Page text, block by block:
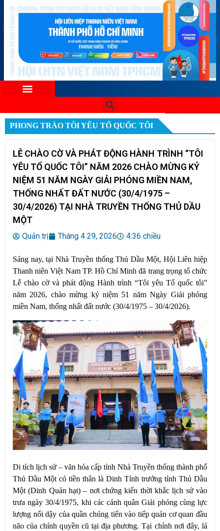
PHONG TRÀO TÔI YÊU TỔ QUỐC TÔI
LỄ CHÀO CỜ VÀ PHÁT ĐỘNG HÀNH TRÌNH “TÔI
YÊU TỔ QUỐC TÔI” NĂM 2026 CHÀO MỪNG KỶ
NIỆM 51 NĂM NGÀY GIẢI PHÓNG MIỀN NAM,
THỐNG NHẤT ĐẤT NƯỚC (30/4/1975 –
30/4/2026) TẠI NHÀ TRUYỀN THỐNG THỦ DẦU
MỘT
Quản trị Tháng 4 29, 2026 4:36 chiều
Sáng nay, tại Nhà Truyền thống Thủ Dầu Một, Hội Liên hiệp
Thanh niên Việt Nam TP. Hồ Chí Minh đã trang trọng tổ chức
Lễ chào cờ và phát động Hành trình “Tôi yêu Tổ quốc tôi”
năm 2026, chào mừng kỷ niệm 51 năm Ngày Giải phóng
miền Nam, thống nhất đất nước (30/4/1975 – 30/4/2026).
Di tích lịch sử – văn hóa cấp tỉnh Nhà Truyền thống thành phố
Thủ Dầu Một có tiền thân là Dinh Tỉnh trưởng tỉnh Thủ Dầu
Một (Dinh Quản hạt) – nơi chứng kiến thời khắc lịch sử vào
trưa ngày 30/4/1975, khi các cánh quân Giải phóng cùng lực
lượng nổi dậy của quần chúng tiến vào tiếp quản cơ quan đầu
não của chính quyền cũ tại địa phương. Tại chính nơi đây, lá